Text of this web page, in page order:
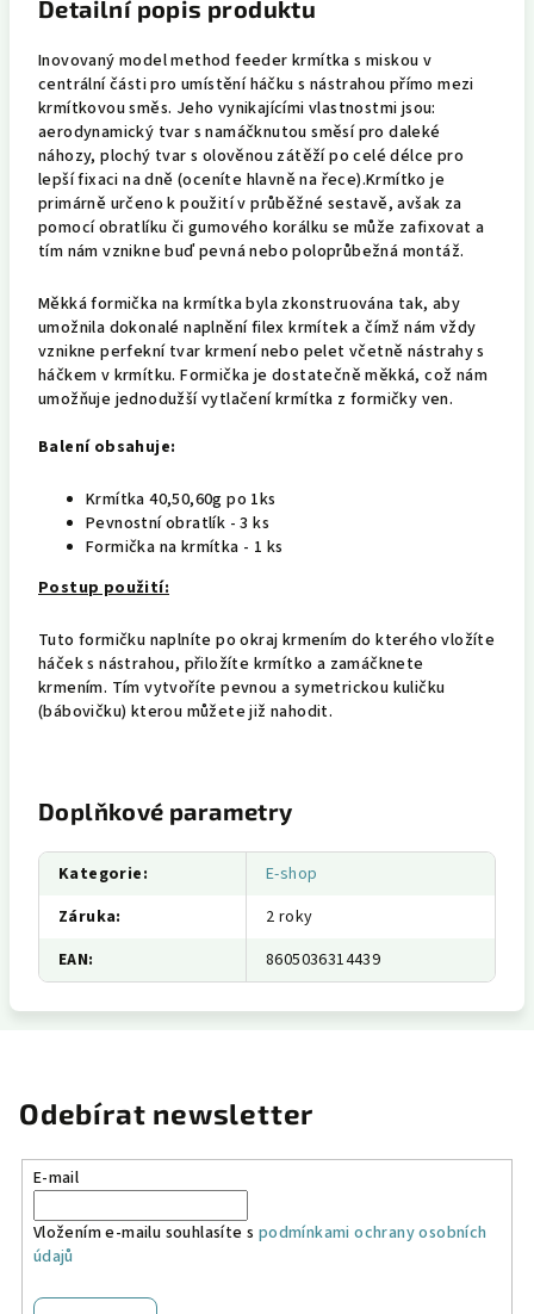
Detailní popis produktu
Inovovaný model method feeder krmítka s miskou v
centrální části pro umístění háčku s nástrahou přímo mezi
krmítkovou směs. Jeho vynikajícími vlastnostmi jsou:
aerodynamický tvar s namáčknutou směsí pro daleké
náhozy, plochý tvar s olověnou zátěží po celé délce pro
lepší fixaci na dně (oceníte hlavně na řece).Krmítko je
primárně určeno k použití v průběžné sestavě, avšak za
pomocí obratlíku či gumového korálku se může zafixovat a
tím nám vznikne buď pevná nebo poloprůbežná montáž.
Měkká formička na krmítka byla zkonstruována tak, aby
umožnila dokonalé naplnění filex krmíteka čímž nám vždy
vznikne perfekní tvar krmení nebo pelet včetně nástrahy s
háčkem v krmítku.Formička je dostatečně měkká, což nám
umožňuje jednodužší vytlačení krmítka z formičky ven.
Balení obsahuje:
Krmítka 40,50,60g po 1ks
Pevnostní obratlík - 3 ks
Formička na krmítka - 1 ks
Postup použití:
Tuto formičku naplníte po okraj krmením do kterého vložíte
háček s nástrahou, přiložíte krmítko a zamáčknete
krmením. Tím vytvoříte pevnou a symetrickou kuličku
(bábovičku) kterou můžete již nahodit.
Doplňkové parametry
Kategorie:
E-shop
Záruka:
2 roky
EAN: 8605036314439
Odebírat newsletter
E-mail
Vložením e-mailu souhlasíte s podmínkami ochrany osobních
údajů